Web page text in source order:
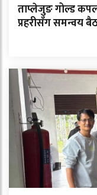
ताप्लेजुङ गोल्ड
प्रहरीसँग समन्वय